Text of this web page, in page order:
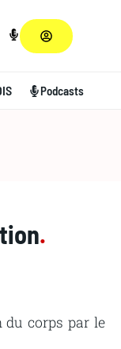
Podcasts
.
du corps par le